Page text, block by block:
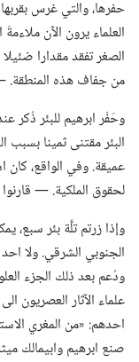
حفرها،‏ والتي غرس
العلماء يرون الآن
الصغر تفقد مقدارا
من جفاف هذه المنطقة.‏
وحَفْر ابرهيم للبئر ذُكر
البئر مقتنى ثمينا بسبب
عميقة.‏ وفي الواقع،‏ كان
لحقوق الملكية.‏ —‏ قارنوا
وإذا زرتم تلَّة بئر سبع،‏
الجنوبي الشرقي.‏ ولا
ودُعم بعد ذلك الجزء
احدهم:‏ «من المغري
صنع ابرهيم وابيمالك